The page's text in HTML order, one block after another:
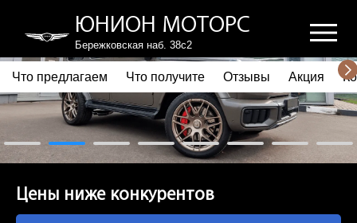
ЮНИОН МОТОРС
Бережковская наб. 38с2
ПОЧЕМУ ВЫБИРАЮТ НАС
ЧТО ПРЕДЛАГАЕМ
ЧТО ПОЛУЧИТЕ
Что предлагаем Что получите Отзывы Акция
Цены ниже конкурентов